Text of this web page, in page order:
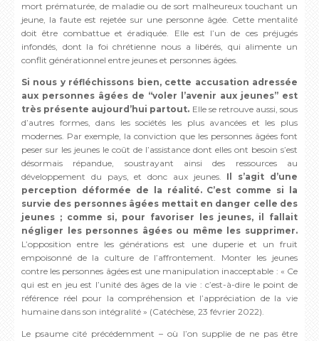
mort prématurée, de maladie ou de sort malheureux touchant un
jeune, la faute est rejetée sur une personne âgée. Cette mentalité
doit être combattue et éradiquée. Elle est l’un de ces préjugés
infondés, dont la foi chrétienne nous a libérés, qui alimente un
conflit générationnel entre jeunes et personnes âgées.
Si nous y réfléchissons bien, cette accusation adressée
aux personnes âgées de “voler l’avenir aux jeunes” est
très présente aujourd’hui partout. Elle se retrouve aussi, sous
d’autres formes, dans les sociétés les plus avancées et les plus
modernes. Par exemple, la conviction que les personnes âgées font
peser sur les jeunes le coût de l’assistance dont elles ont besoin s’est
désormais répandue, soustrayant ainsi des ressources au
développement du pays, et donc aux jeunes. Il s’agit d’une
perception déformée de la réalité. C’est comme si la
survie des personnes âgées mettait en danger celle des
jeunes ; comme si, pour favoriser les jeunes, il fallait
négliger les personnes âgées ou même les supprimer.
L’opposition entre les générations est une duperie et un fruit
empoisonné de la culture de l’affrontement. Monter les jeunes
contre les personnes âgées est une manipulation inacceptable : « Ce
qui est en jeu est l’unité des âges de la vie : c’est-à-dire le point de
référence réel pour la compréhension et l’appréciation de la vie
humaine dans son intégralité » (Catéchèse, 23 février 2022).
Le psaume cité précédemment – où l’on supplie de ne pas être